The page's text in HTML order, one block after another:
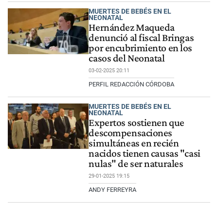
MUERTES DE BEBÉS EN EL
NEONATAL
Hernández Maqueda
denunció al fiscal Bringas
por encubrimiento en los
casos del Neonatal
03-02-2025 20:11
PERFIL REDACCIÓN CÓRDOBA
MUERTES DE BEBÉS EN EL
NEONATAL
Expertos sostienen que
descompensaciones
simultáneas en recién
nacidos tienen causas "casi
nulas" de ser naturales
29-01-2025 19:15
ANDY FERREYRA